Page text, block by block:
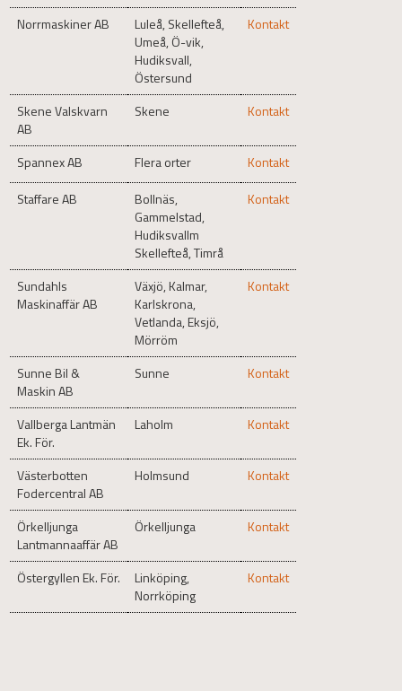
Norrmaskiner AB
Luleå, Skellefteå,
Umeå, Ö-vik,
Hudiksvall,
Östersund
Kontakt
Skene Valskvarn
AB
Skene Kontakt
Spannex AB Flera orter
Kontakt
Staffare AB
Bollnäs,
Gammelstad,
Hudiksvallm
Skellefteå, Timrå
Kontakt
Sundahls
Maskinaffär AB
Växjö, Kalmar,
Karlskrona,
Vetlanda, Eksjö,
Mörröm
Kontakt
Sunne Bil &
Maskin AB
Sunne Kontakt
Vallberga Lantmän
Ek. För.
Laholm Kontakt
Västerbotten
Fodercentral AB
Holmsund Kontakt
Örkelljunga
Lantmannaaffär AB
Örkelljunga Kontakt
Östergyllen Ek. För.
Linköping,
Norrköping
Kontakt